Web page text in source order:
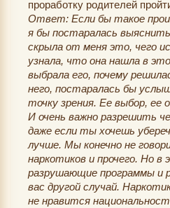
проработку родителей
Ответ: Если бы такое
я бы постаралась
скрыла от меня это, чего
узнала, что она нашла в
выбрала его, почему
него, постаралась бы
точку зрения. Ее выбор, ее
И очень важно разрешить
даже если ты хочешь
лучше. Мы конечно не
наркотиков и прочего. Но
разрушающие программы и
вас другой случай.
не нравится